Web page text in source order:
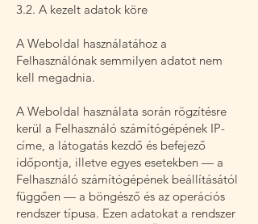
3.2. A kezelt adatok köre
A Weboldal használatához a
Felhasználónak semmilyen adatot nem
kell megadnia.
A Weboldal használata során rögzítésre
kerül a Felhasználó számítógépének IP-
címe, a látogatás kezdő és befejező
időpontja, illetve egyes esetekben — a
Felhasználó számítógépének beállításától
függően — a böngésző és az operációs
rendszer típusa. Ezen adatokat a rendszer